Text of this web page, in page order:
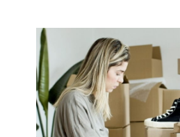
a e-books, músicas, vídeos
Você também pode usar a
digitais como uma forma de
negócio.